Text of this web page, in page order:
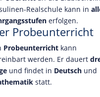
Realschule kann in
erfolgen.
Probeunterricht
Probeunterrichtkann
werden. Er dauert
und findet in Deutschund
statt.